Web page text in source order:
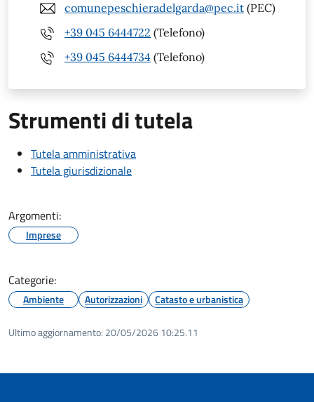
comunepeschieradelgarda@pec.it (PEC)
+39 045 6444722 (Telefono)
+39 045 6444734 (Telefono)
Strumenti di tutela
Tutela amministrativa
Tutela giurisdizionale
Argomenti:
Imprese
Categorie:
Ambiente Autorizzazioni Catasto e urbanistica
Ultimo aggiornamento: 20/05/2026 10:25.11